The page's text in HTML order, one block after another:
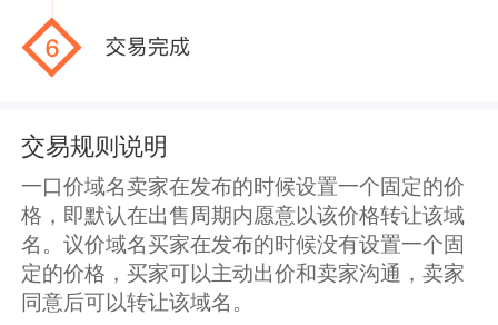
交易规则说明
一口价域名卖家在发布的时候设置一个固定的价
格，即默认在出售周期内愿意以该价格转让该域
名。议价域名买家在发布的时候没有设置一个固
定的价格，买家可以主动出价和卖家沟通，卖家
同意后可以转让该域名。